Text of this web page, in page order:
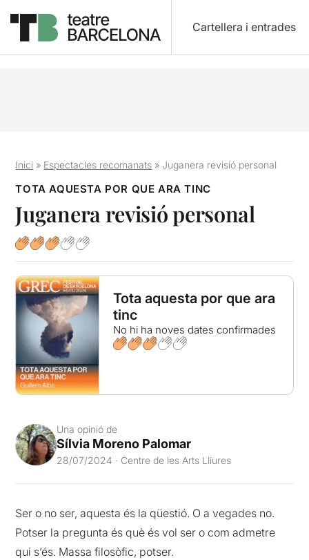
Cartellera i entrades
Inici » Espectacles recomanats » Juganera revisió personal
TOTA AQUESTA POR QUE ARA TINC
Juganera revisió personal
Tota aquesta por que ara
tinc
No hi ha noves dates confirmades
Una opinió de
Sílvia Moreno Palomar
28/07/2024 · Centre de les Arts Lliures
Ser o no ser, aquesta és la qüestió. O a vegades no.
Potser la pregunta és què és vol ser o com admetre
qui s’és. Massa filosòfic, potser.